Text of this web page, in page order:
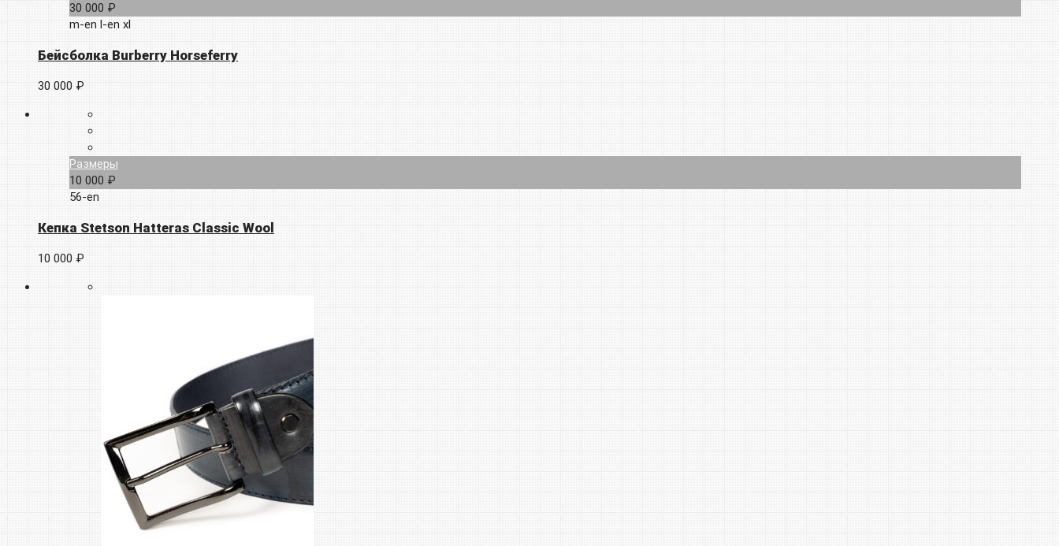
30 000 ₽
m-en l-en xl
Бейсболка Burberry Horseferry
30 000 ₽
Размеры
10 000 ₽
56-en
Кепка Stetson Hatteras Classic Wool
10 000 ₽